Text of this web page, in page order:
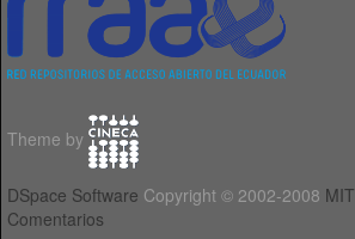
Theme by
DSpace Software Copyright © 2002-2008 MIT
Comentarios